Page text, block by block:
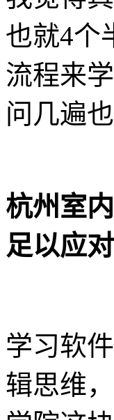
也就4个
流程来
问几遍
杭州室
足以应
学习软
辑思维